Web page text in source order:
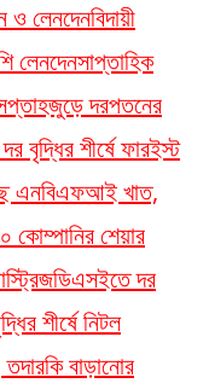
ও লেনদেনবিদায়ী
লেনদেনসাপ্তাহিক
দরপতনের
বৃদ্ধির শীর্ষে ফারইস্ট
এনবিএফআই খাত,
কোম্পানির শেয়ার
ডিএসইতে দর
শীর্ষে নিটল
বাড়ানোর